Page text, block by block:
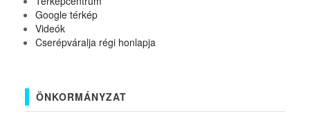
Google térkép
Videók
Cserépváralja régi honlapja
ÖNKORMÁNYZAT